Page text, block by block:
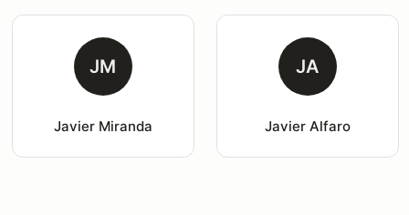
JM
Javier Miranda
JA
Javier Alfaro